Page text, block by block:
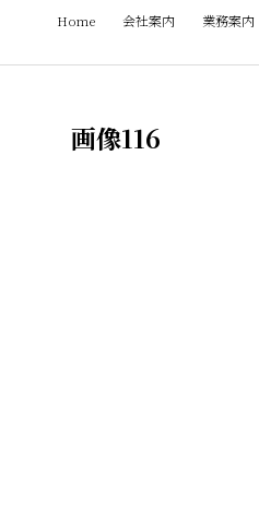
Home 会社案内 業務案内
画像116